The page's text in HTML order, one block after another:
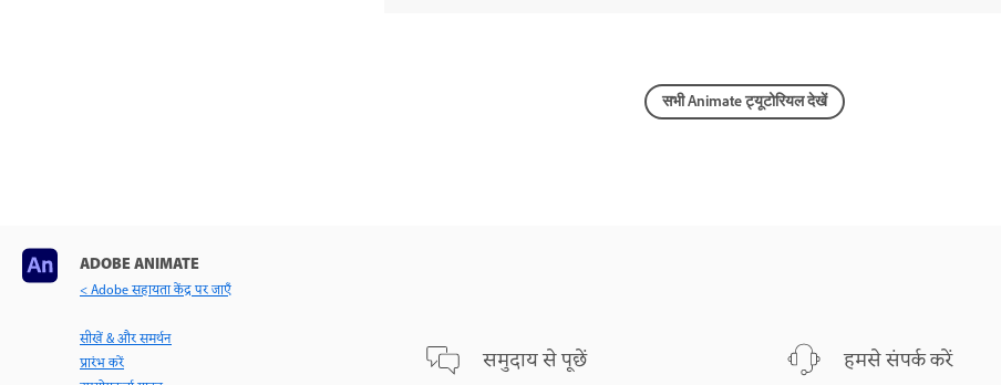
सभी Animate ट्यूटोरियल देखें
ADOBE ANIMATE
< Adobe सहायता केंद्र पर जाएँ
सीखें & और समर्थन
प्रारंभ करें
समुदाय से पूछें हमसे संपर्क करें